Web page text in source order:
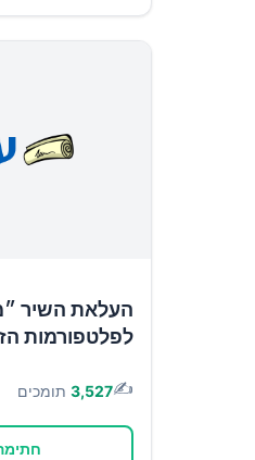
העלאת השיר
לפלטפורמות
✍️
3,527 תומכים